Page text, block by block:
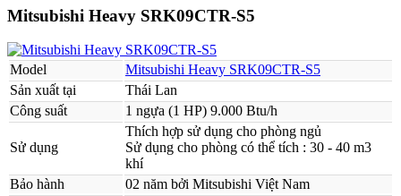
Mitsubishi Heavy SRK09CTR-S5
Model
Mitsubishi Heavy SRK09CTR-S5
Sản xuất tại
Thái Lan
Công suất
1 ngựa (1 HP) 9.000 Btu/h
Sử dụng
Thích hợp sử dụng cho phòng ngủ
Sử dụng cho phòng có thể tích : 30 - 40 m3
khí
Bảo hành
02 năm bởi Mitsubishi Việt Nam